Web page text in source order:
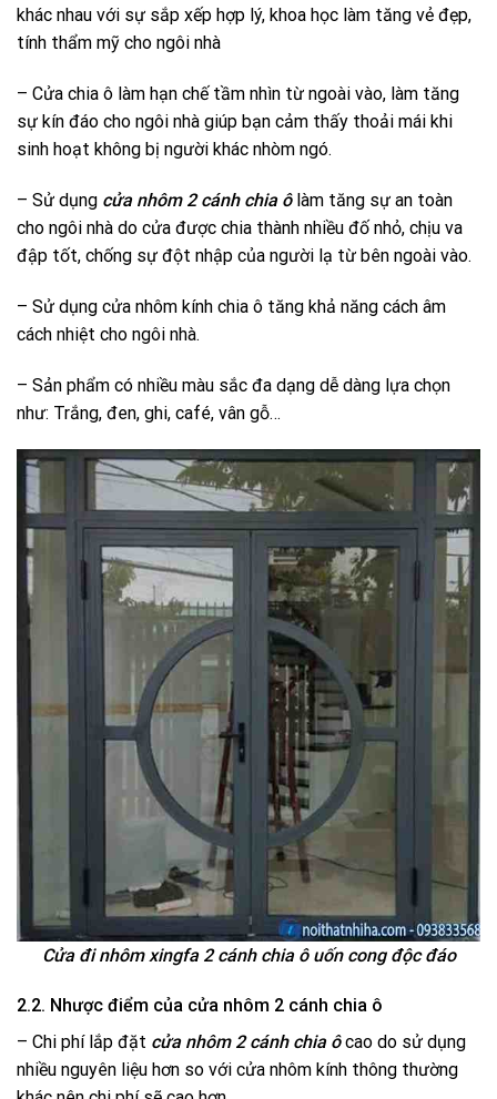
khác nhau với sự sắp xếp hợp lý, khoa học làm tăng vẻ đẹp,
tính thẩm mỹ cho ngôi nhà
– Cửa chia ô làm hạn chế tầm nhìn từ ngoài vào, làm tăng
sự kín đáo cho ngôi nhà giúp bạn cảm thấy thoải mái khi
sinh hoạt không bị người khác nhòm ngó.
– Sử dụng cửa nhôm 2 cánh chia ôlàm tăng sự an toàn
cho ngôi nhà do cửa được chia thành nhiều đố nhỏ, chịu va
đập tốt, chống sự đột nhập của người lạ từ bên ngoài vào.
– Sử dụng cửa nhôm kính chia ô tăng khả năng cách âm
cách nhiệt cho ngôi nhà.
– Sản phẩm có nhiều màu sắc đa dạng dễ dàng lựa chọn
như: Trắng, đen, ghi, café, vân gỗ…
Cửa đi nhôm xingfa 2 cánh chia ô uốn cong độc đáo
2.2. Nhược điểm của cửa nhôm 2 cánh chia ô
– Chi phí lắp đặt cửa nhôm 2 cánh chia ôcao do sử dụng
nhiều nguyên liệu hơn so với cửa nhôm kính thông thường